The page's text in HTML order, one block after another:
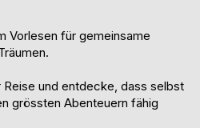
Vorlesen für gemeinsame
und entdecke, dass selbst
grössten Abenteuern fähig